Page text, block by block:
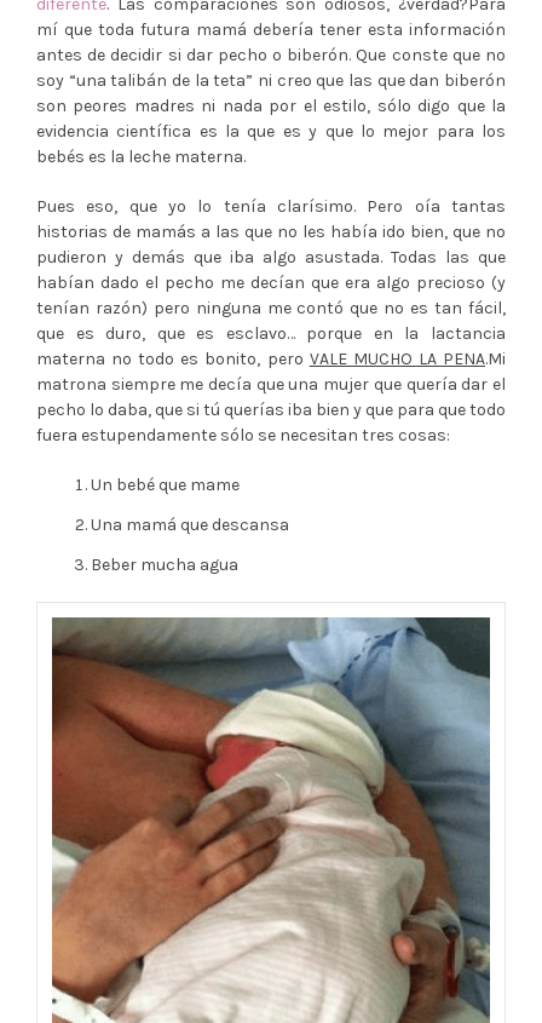
mí que toda futura mamá debería tener esta información
antes de decidir si dar pecho o biberón. Que conste que no
soy “una talibán de la teta” ni creo que las que dan biberón
son peores madres ni nada por el estilo, sólo digo que la
evidencia científica es la que es y que lo mejor para los
bebés es la leche materna.
Pues eso, que yo lo tenía clarísimo. Pero oía tantas
historias de mamás a las que no les había ido bien, que no
pudieron y demás que iba algo asustada. Todas las que
habían dado el pecho me decían que era algo precioso (y
tenían razón) pero ninguna me contó que no es tan fácil,
que es duro, que es esclavo… porque en la lactancia
materna no todo es bonito, pero VALE MUCHO LA PENA.Mi
matrona siempre me decía que una mujer que quería dar el
pecho lo daba, que si tú querías iba bien y que para que todo
fuera estupendamente sólo se necesitan tres cosas:
Un bebé que mame
Una mamá que descansa
Beber mucha agua